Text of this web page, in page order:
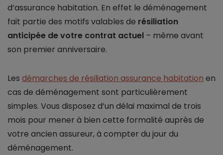
d’assurance habitation. En effet le déménagement
fait partie des motifs valables de résiliation
anticipée de votre contrat actuel – même avant
son premier anniversaire.
Les démarches de résiliation assurance habitation en
cas de déménagement sont particulièrement
simples. Vous disposez d’un délai maximal de trois
mois pour mener à bien cette formalité auprès de
votre ancien assureur, à compter du jour du
déménagement.